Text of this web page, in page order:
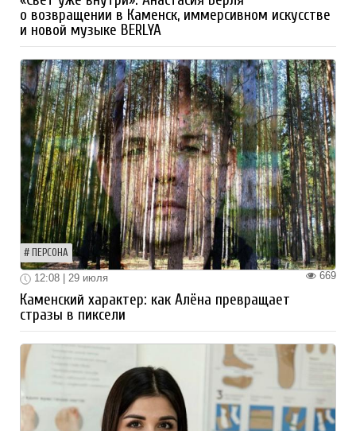
о возвращении в Каменск, иммерсивном искусстве
и новой музыке BERLYA
ПЕРСОНА
669
12:08 | 29 июля
Каменский характер: как Алёна превращает
стразы в пиксели